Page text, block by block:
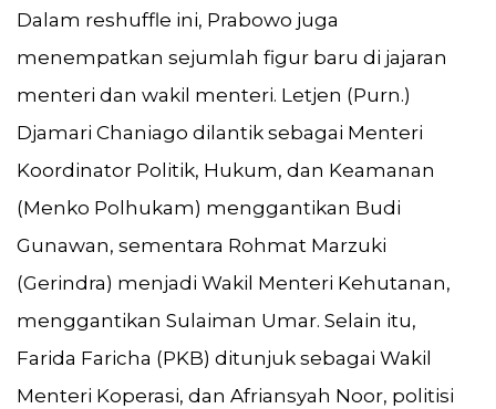
Dalam reshuffle ini, Prabowo juga
menempatkan sejumlah figur baru di jajaran
menteri dan wakil menteri. Letjen (Purn.)
Djamari Chaniago dilantik sebagai Menteri
Koordinator Politik, Hukum, dan Keamanan
(Menko Polhukam) menggantikan Budi
Gunawan, sementara Rohmat Marzuki
(Gerindra) menjadi Wakil Menteri Kehutanan,
menggantikan Sulaiman Umar. Selain itu,
Farida Faricha (PKB) ditunjuk sebagai Wakil
Menteri Koperasi, dan Afriansyah Noor, politisi